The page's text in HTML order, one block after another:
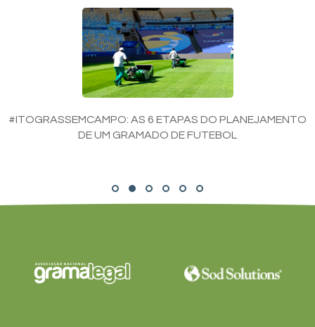
#ITOGRASSEMCAMPO: AS 6 ETAPAS DO PLANEJAMENTO
DE UM GRAMADO DE FUTEBOL